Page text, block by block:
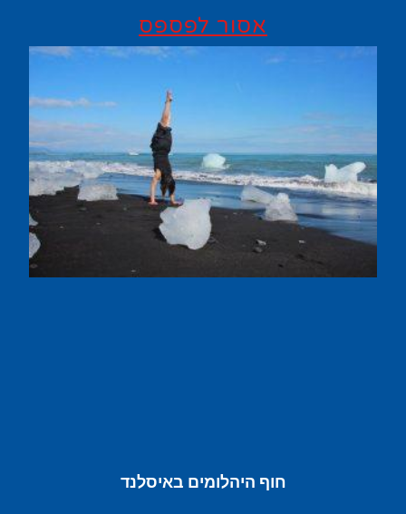
אסור לפספס
חוף היהלומים באיסלנד